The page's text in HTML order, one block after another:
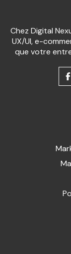
Chez Digital
UX/UI, e-
que votre